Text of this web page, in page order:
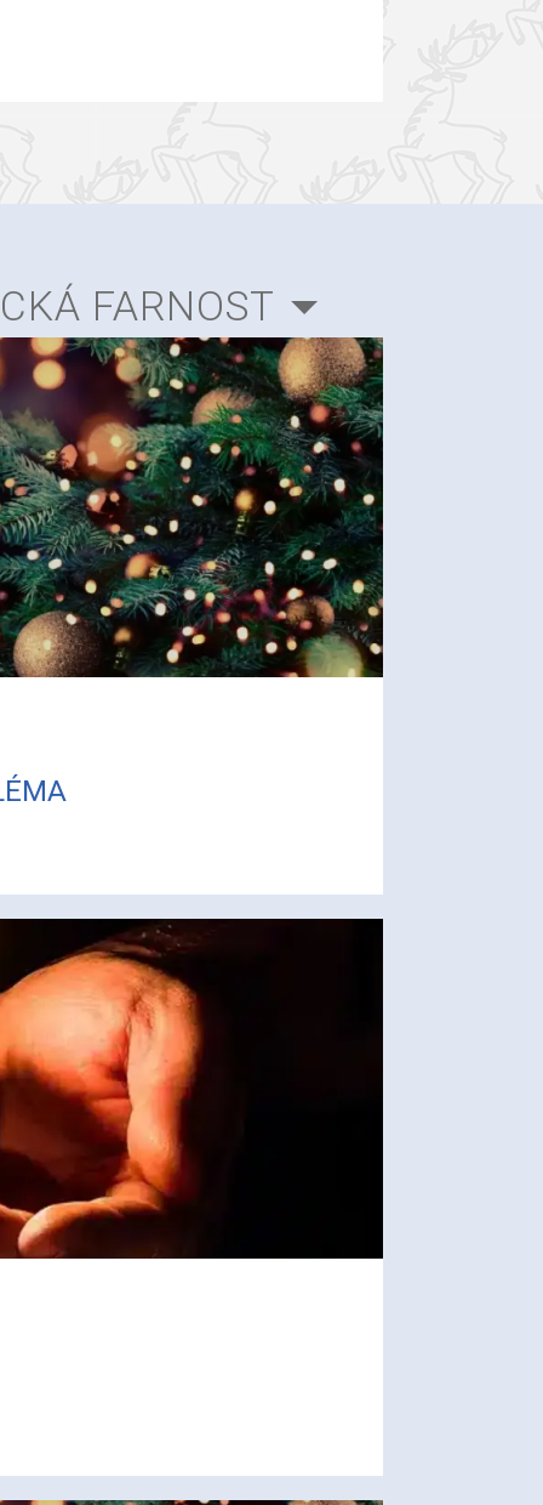
FARNOST